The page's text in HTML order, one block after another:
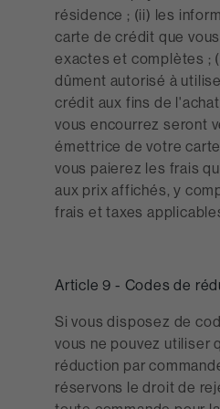
résidence ; (ii) les
carte de crédit que
exactes et complètes ;
dûment autorisé à
crédit aux fins de
vous encourrez seront
émettrice de votre
vous paierez les frais
aux prix affichés, y
frais et taxes
Article 9 - Codes de
Si vous disposez de
vous ne pouvez utiliser
réduction par
réservons le droit de